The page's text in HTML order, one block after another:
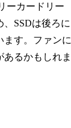
ーカードリー
SSDは後ろに
ます。ファンに
るかもしれま